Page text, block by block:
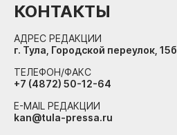
КОНТАКТЫ
АДРЕС РЕДАКЦИИ
г. Тула, Городской переулок, 15б
ТЕЛЕФОН/ФАКС
+7 (4872) 50-12-64
E-MAIL РЕДАКЦИИ
kan@tula-pressa.ru